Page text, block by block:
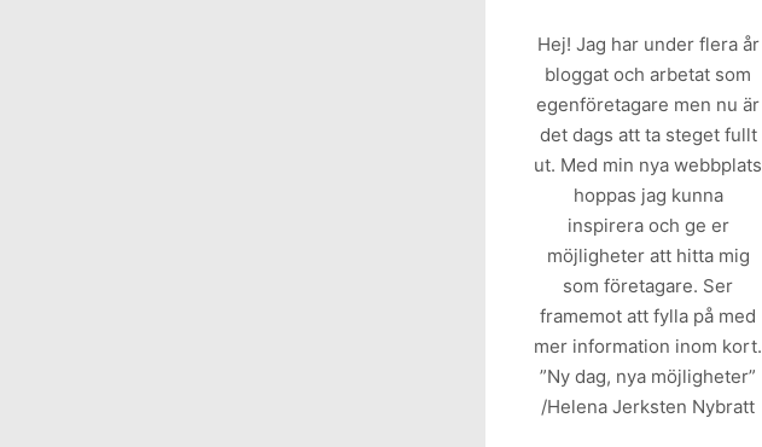
Hej! Jag har under flera år
bloggat och arbetat som
egenföretagare men nu är
det dags att ta steget fullt
ut. Med min nya webbplats
hoppas jag kunna
inspirera och ge er
möjligheter att hitta mig
som företagare. Ser
framemot att fylla på med
mer information inom kort.
”Ny dag, nya möjligheter”
/Helena Jerksten Nybratt